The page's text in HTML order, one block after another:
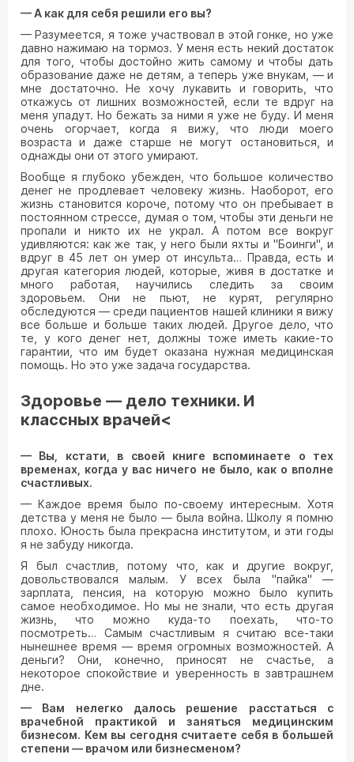
— А как для себя решили его вы?
— Разумеется, я тоже участвовал в этой гонке, но уже
давно нажимаю на тормоз. У меня есть некий достаток
для того, чтобы достойно жить самому и чтобы дать
образование даже не детям, а теперь уже внукам, — и
мне достаточно. Не хочу лукавить и говорить, что
откажусь от лишних возможностей, если те вдруг на
меня упадут. Но бежать за ними я уже не буду. И меня
очень огорчает, когда я вижу, что люди моего
возраста и даже старше не могут остановиться, и
однажды они от этого умирают.
Вообще я глубоко убежден, что большое количество
денег не продлевает человеку жизнь. Наоборот, его
жизнь становится короче, потому что он пребывает в
постоянном стрессе, думая о том, чтобы эти деньги не
пропали и никто их не украл. А потом все вокруг
удивляются: как же так, у него были яхты и "Боинги", и
вдруг в 45 лет он умер от инсульта… Правда, есть и
другая категория людей, которые, живя в достатке и
много работая, научились следить за своим
здоровьем. Они не пьют, не курят, регулярно
обследуются — среди пациентов нашей клиники я вижу
все больше и больше таких людей. Другое дело, что
те, у кого денег нет, должны тоже иметь какие-то
гарантии, что им будет оказана нужная медицинская
помощь. Но это уже задача государства.
Здоровье — дело техники. И
классных врачей<
— Вы, кстати, в своей книге вспоминаете о тех
временах, когда у вас ничего не было, как о вполне
счастливых.
— Каждое время было по-своему интересным. Хотя
детства у меня не было — была война. Школу я помню
плохо. Юность была прекрасна институтом, и эти годы
я не забуду никогда.
Я был счастлив, потому что, как и другие вокруг,
довольствовался малым. У всех была "пайка" —
зарплата, пенсия, на которую можно было купить
самое необходимое. Но мы не знали, что есть другая
жизнь, что можно куда-то поехать, что-то
посмотреть… Самым счастливым я считаю все-таки
нынешнее время — время огромных возможностей. А
деньги? Они, конечно, приносят не счастье, а
некоторое спокойствие и уверенность в завтрашнем
дне.
— Вам нелегко далось решение расстаться с
врачебной практикой и заняться медицинским
бизнесом. Кем вы сегодня считаете себя в большей
степени — врачом или бизнесменом?